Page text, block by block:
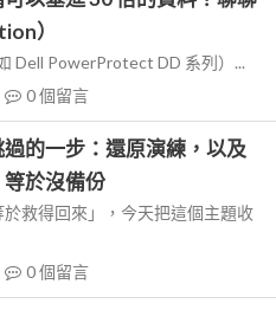
）
Dell PowerProtect DD 系列）...
0個留言
的一步：還原演練，以及
於沒備份
救得回來」，今天把這個主題收
0個留言